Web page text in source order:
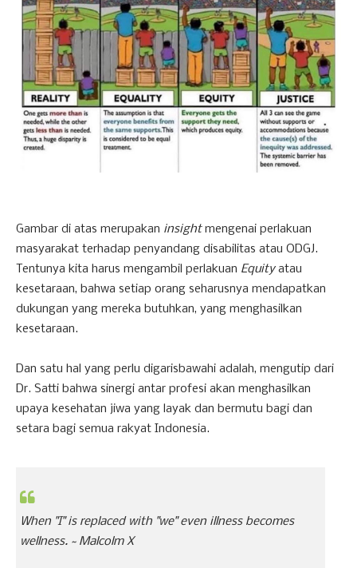
Gambar di atas merupakan insightmengenai perlakuan
masyarakat terhadap penyandang disabilitas atau ODGJ.
Tentunya kita harus mengambil perlakuan Equityatau
kesetaraan, bahwa setiap orang seharusnya mendapatkan
dukungan yang mereka butuhkan, yang menghasilkan
kesetaraan.
Dan satu hal yang perlu digarisbawahi adalah, mengutip dari
Dr. Satti bahwa sinergi antar profesi akan menghasilkan
upaya kesehatan jiwa yang layak dan bermutu bagi dan
setara bagi semua rakyat Indonesia.
When "I" is replaced with "we" even illness becomes
wellness. ~ Malcolm X